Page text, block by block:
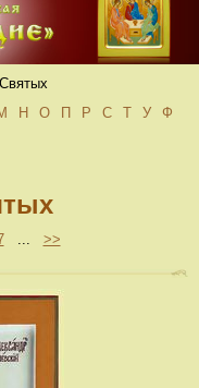
Н О П Р С Т У Ф
... >>